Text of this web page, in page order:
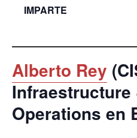
IMPARTE
Alberto Rey
Infraestructure
Operations en